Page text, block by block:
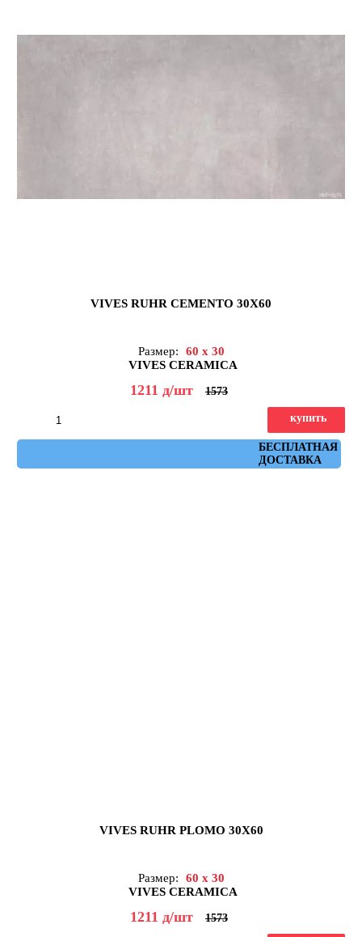
VIVES RUHR CEMENTO 30X60
Размер:
60 x 30
VIVES CERAMICA
1211 д/шт 1573
БЕСПЛАТНАЯ
ДОСТАВКА
купить
VIVES RUHR PLOMO 30X60
Размер:
60 x 30
VIVES CERAMICA
1211 д/шт 1573